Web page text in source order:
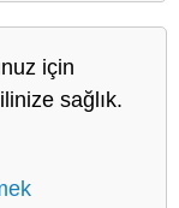
için
sağlık.